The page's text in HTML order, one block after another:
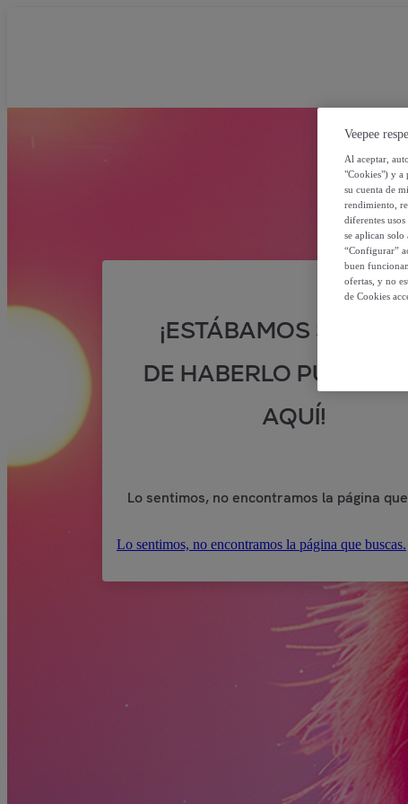
¡ESTÁBAMOS
DE HABERLO PUESTO
AQUÍ!
Lo sentimos, no encontramos la página
Lo sentimos, no encontramos la página que buscas.
Veepee
Al aceptar,
"Cookies") y a
su cuenta de
rendimiento,
diferentes
se aplican
“Configurar”
buen
ofertas, y no
de Cookies